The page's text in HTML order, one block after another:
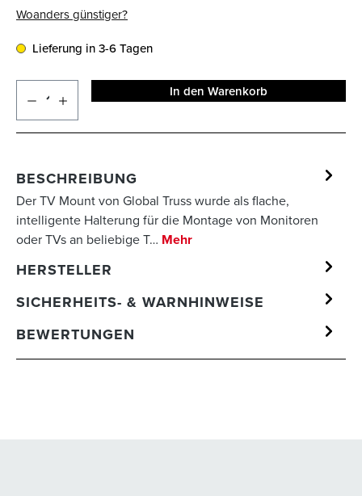
Woanders günstiger?
Lieferung in 3-6 Tagen
In den Warenkorb
BESCHREIBUNG
Der TV Mount von Global Truss wurde als flache,
intelligente Halterung für die Montage von Monitoren
oder TVs an beliebige T… Mehr
HERSTELLER
SICHERHEITS- & WARNHINWEISE
BEWERTUNGEN